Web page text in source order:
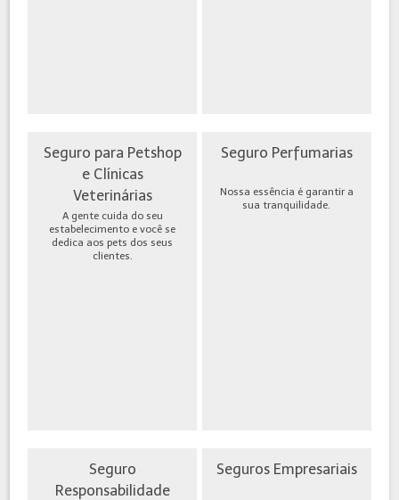
Seguro para Petshop
e Clínicas
Veterinárias
A gente cuida do seu
estabelecimento e você se
dedica aos pets dos seus
clientes.
Seguro Perfumarias
Nossa essência é garantir a
sua tranquilidade.
Seguro
Responsabilidade
Seguros Empresariais